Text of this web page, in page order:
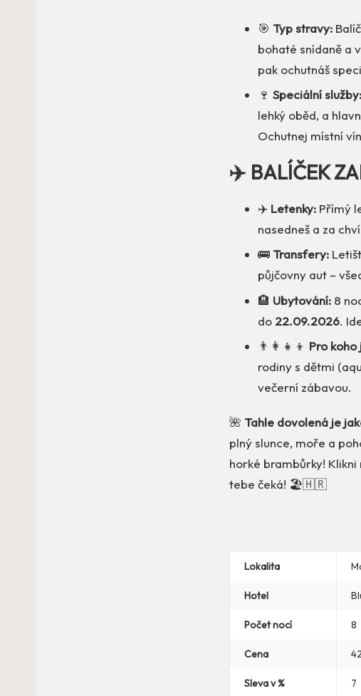
🎯 Typ stravy:
bohaté snídaně a
pak ochutnáš
🍷 Speciální služby:
lehký oběd, a
Ochutnej místní
✈️ BALÍČEK
✈️ Letenky: Přímý
nasedneš a za
🚌 Transfery:
půjčovny aut –
🏨 Ubytování: 8
do 22.09.2026.
👨‍👩‍👧‍👦 Pro koho
rodiny s dětmi
večerní zábavou.
🌺 Tahle dovolená je
plný slunce, moře a
horké brambůrky!
tebe čeká! 🏖️🇭🇷
Lokalita
Hotel
Počet nocí 8
Cena
Sleva v % 7